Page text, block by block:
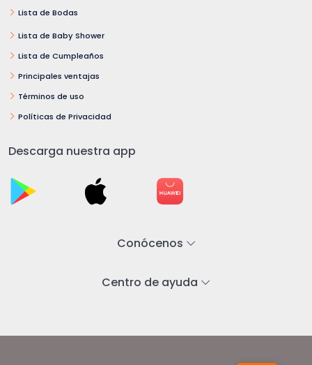
Lista de Bodas
Lista de Baby Shower
Lista de Cumpleaños
Principales ventajas
Términos de uso
Políticas de Privacidad
Descarga nuestra app
Conócenos
Centro de ayuda